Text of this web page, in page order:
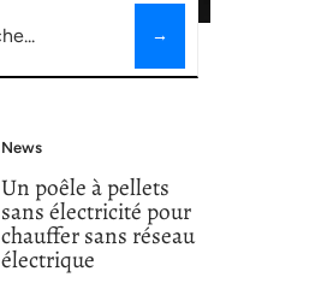
News
Un poêle à pellets
sans électricité pour
chauffer sans réseau
électrique